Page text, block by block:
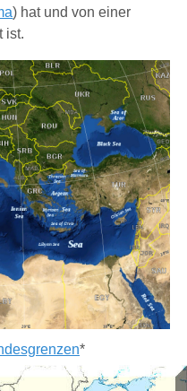
) hat und von einer
ist.
*